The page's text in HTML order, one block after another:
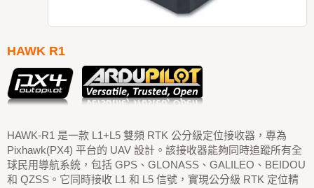
HAWK R1
HAWK-R1 是一款 L1+L5 雙頻 RTK 公分級定位接收器，專為
Pixhawk(PX4) 平台的 UAV 設計。該接收器能夠同時追蹤所有全
球民用導航系統，包括 GPS、GLONASS、GALILEO、BEIDOU
和 QZSS。它同時接收 L1 和 L5 信號，實現公分級 RTK 定位精